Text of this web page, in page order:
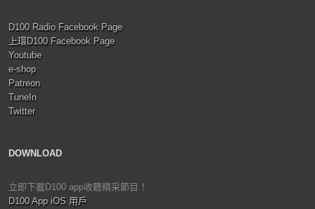
D100 Radio Facebook Page
上環D100 Facebook Page
Youtube
e-shop
Patreon
TuneIn
Twitter
DOWNLOAD
立即下載D100 app收聽精采節目！
D100 App iOS 用戶